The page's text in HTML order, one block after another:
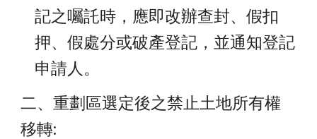
記之囑託時，應即改辦查封、假扣
押、假處分或破產登記，並通知登記
申請人。
二、重劃區選定後之禁止土地所有權
移轉: